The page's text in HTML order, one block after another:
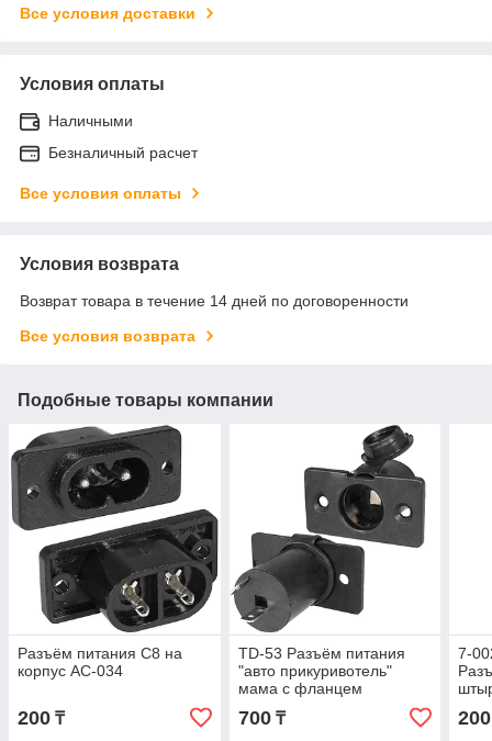
Все условия доставки
Условия оплаты
Наличными
Безналичный расчет
Все условия оплаты
Условия возврата
Возврат товара в течение 14 дней по договоренности
Все условия возврата
Подобные товары компании
Разъём питания С8 на
корпус AC-034
200 ₸
TD-53 Разъём питания
"авто прикуривотель"
мама с фланцем
700₸
7-
200